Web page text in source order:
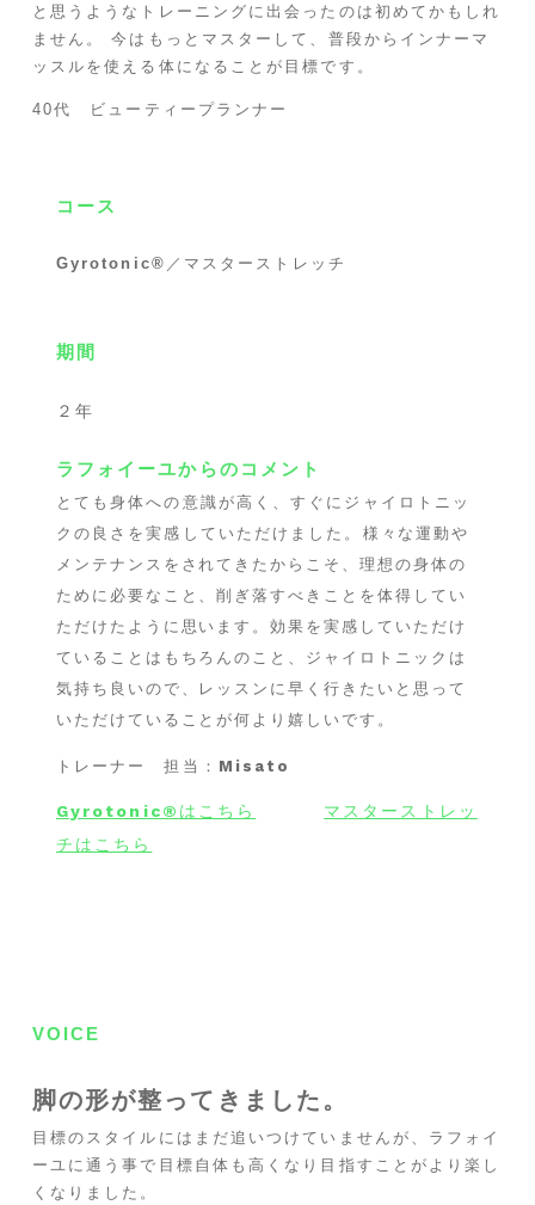
と思うようなトレーニングに出会ったのは初めてかもしれ
ません。 今はもっとマスターして、普段からインナーマ
ッスルを使える体になることが目標です。
40代 ビューティープランナー
コース
Gyrotonic®︎ ／マスターストレッチ
期間
２年
ラフォイーユからのコメント
とても身体への意識が高く、すぐにジャイロトニッ
クの良さを実感していただけました。 様々な運動や
メンテナンスをされてきたからこそ、理想の身体の
ために必要なこと、削ぎ落すべきことを体得してい
ただけたように思います。効果を実感していただけ
ていることはもちろんのこと、ジャイロトニックは
気持ち良いので、レッスンに早く行きたいと思って
いただけていることが何より嬉しいです。
トレーナー 担当： Misato
Gyrotonic®︎ はこちら
マスターストレッ
チはこちら
VOICE
脚の形が整ってきました。
目標のスタイルにはまだ追いつけていませんが、ラフォイ
ーユに通う事で目標自体も高くなり目指すことがより楽し
くなりました。